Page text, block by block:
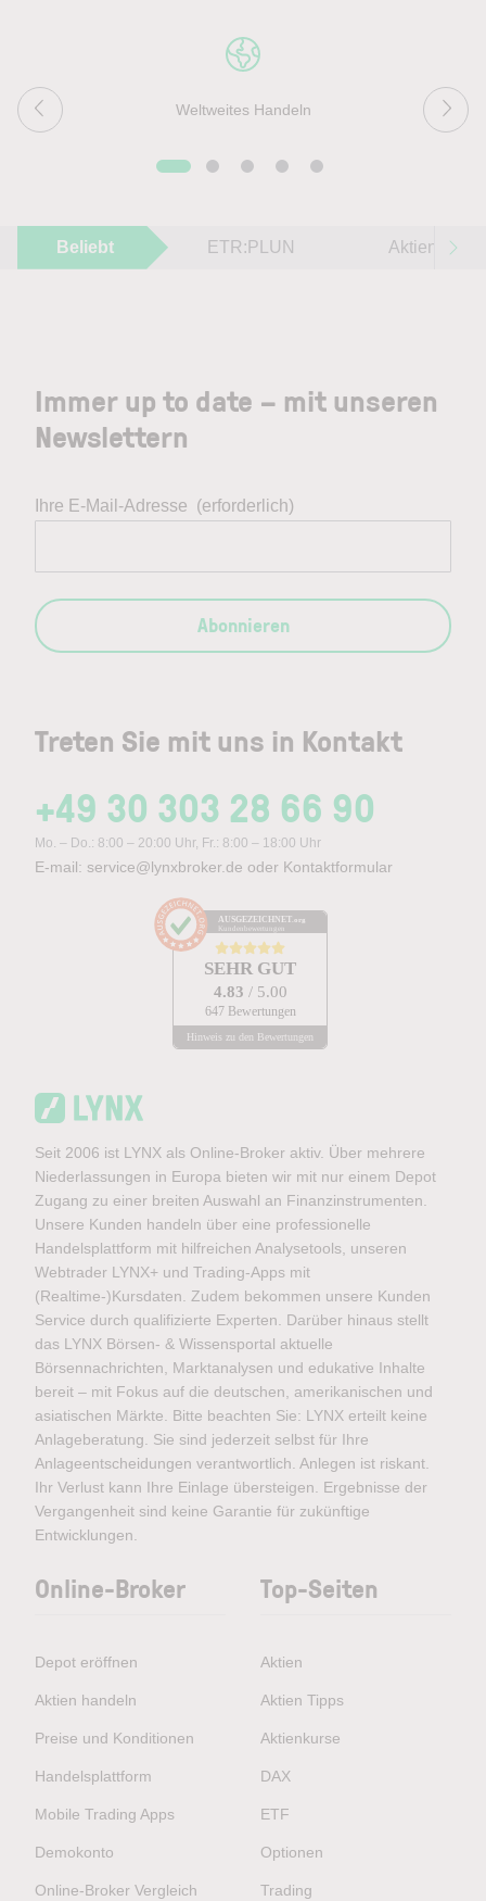
Weltweites Handeln
Beliebt ETR:PLUN Aktien im
Treten Sie mit uns in Kontakt
+49 30 303 28 66 90
Mo. – Do.: 8:00 – 20:00 Uhr, Fr.: 8:00 – 18:00 Uhr
E-mail: service@lynxbroker.de oder Kontaktformular
AUSGEZEICHNET .org
Kundenbewertungen
SEHR GUT
4.83 / 5.00
647 Bewertungen
Hinweis zu den Bewertungen
Immer up to date – mit unseren
Newslettern
Ihre E-Mail-Adresse (erforderlich)
Abonnieren
Seit 2006 ist LYNX als Online-Broker aktiv. Über mehrere
Niederlassungen in Europa bieten wir mit nur einem Depot
Zugang zu einer breiten Auswahl an Finanzinstrumenten.
Unsere Kunden handeln über eine professionelle
Handelsplattform mit hilfreichen Analysetools, unseren
Webtrader LYNX+ und Trading-Apps mit
(Realtime-)Kursdaten. Zudem bekommen unsere Kunden
Service durch qualifizierte Experten. Darüber hinaus stellt
das LYNX Börsen- & Wissensportal aktuelle
Börsennachrichten, Marktanalysen und edukative Inhalte
bereit – mit Fokus auf die deutschen, amerikanischen und
asiatischen Märkte. Bitte beachten Sie: LYNX erteilt keine
Anlageberatung. Sie sind jederzeit selbst für Ihre
Anlageentscheidungen verantwortlich. Anlegen ist riskant.
Ihr Verlust kann Ihre Einlage übersteigen. Ergebnisse der
Vergangenheit sind keine Garantie für zukünftige
Entwicklungen.
Online-Broker
Depot eröffnen
Aktien handeln
Preise und Konditionen
Handelsplattform
Mobile Trading Apps
Demokonto
Online-Broker Vergleich
Top-Seiten
Aktien
Aktien Tipps
Aktienkurse
DAX
ETF
Optionen
Trading